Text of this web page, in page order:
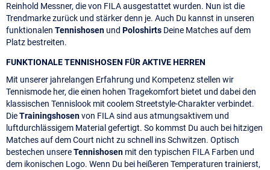
Reinhold Messner, die von FILA ausgestattet wurden. Nun ist die
Trendmarke zurück und stärker denn je. Auch Du kannst in unseren
funktionalen Tennishosen und Poloshirts Deine Matches auf dem
Platz bestreiten.
FUNKTIONALE TENNISHOSEN FÜR AKTIVE HERREN
Mit unserer jahrelangen Erfahrung und Kompetenz stellen wir
Tennismode her, die einen hohen Tragekomfort bietet und dabei den
klassischen Tennislook mit coolem Streetstyle-Charakter verbindet.
DieTrainingshosenvon FILA sind aus atmungsaktivem und
luftdurchlässigem Material gefertigt. So kommst Du auch bei hitzigen
Matches auf dem Court nicht zu schnell ins Schwitzen. Optisch
bestechen unsereTennishosen mit den typischen FILA Farben und
dem ikonischen Logo. Wenn Du bei heißeren Temperaturen trainierst,